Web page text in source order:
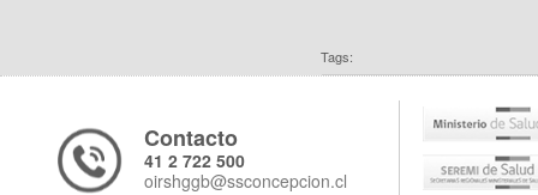
Tags:
Contacto
41 2 722 500
oirshggb@ssconcepcion.cl